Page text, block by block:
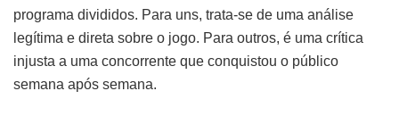
programa divididos. Para uns, trata-se de uma análise
legítima e direta sobre o jogo. Para outros, é uma crítica
injusta a uma concorrente que conquistou o público
semana após semana.